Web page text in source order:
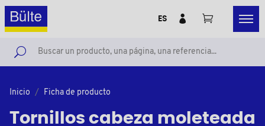
ES
Inicio Ficha de producto
Tornillos cabeza moleteada